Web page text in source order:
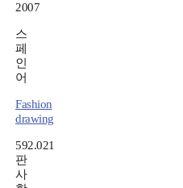
2007
스
페
인
어
Fashion
drawing
592.021
판
사